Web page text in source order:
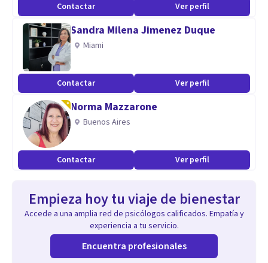
Contactar Ver perfil
Sandra Milena Jimenez Duque
Miami
Contactar Ver perfil
Norma Mazzarone
Buenos Aires
Contactar Ver perfil
Empieza hoy tu viaje de bienestar
Accede a una amplia red de psicólogos calificados. Empatía y
experiencia a tu servicio.
Encuentra profesionales